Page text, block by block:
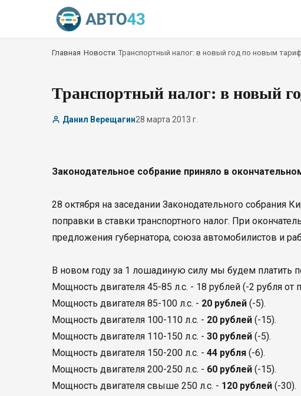
Главная Новости /Транспортный налог: в новый год по новым
Транспортный налог: в новый
Данил Верещагин28 марта 2013 г.
Законодательное собрание приняло в
28 октября на заседании Законодательного собрания
поправки в ставки транспортного налог. При
предложения губернатора, союза автомобилистов и
В новом году за 1 лошадиную силу мы будем платить
Мощность двигателя 45-85 л.с. - 18 рублей (-2 рубля
Мощность двигателя 85-100 л.с. - 20 рублей (-5).
Мощность двигателя 100-110 л.с. - 20 рублей (-15).
Мощность двигателя 110-150 л.с. - 30 рублей (-5).
Мощность двигателя 150-200 л.с. - 44 рубля (-6).
Мощность двигателя 200-250 л.с. - 60 рублей (-15).
Мощность двигателя свыше 250 л.с. - 120 рублей (-30).